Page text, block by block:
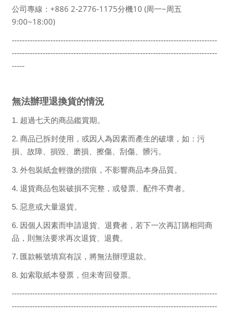
公司專線： +886 2-2776-1175分機10 (周一~周五
9:00~18:00)
--------------------------------------------------------------------------------
--------------------------------------------------------------------------------
-----
無法辦理退換貨的情況
1. 超過七天的商品鑑賞期。
2. 商品已拆封使用，或因人為因素而產生的破壞，如：污
損、故障、損毀、磨損、擦傷、刮傷、髒污。
3. 外包裝紙盒輕微的摺痕，不影響商品本身品質。
4. 退貨商品包裝破損不完整，或發票、配件不齊者。
5. 惡意或大量退貨。
6. 因個人因素而申請退貨、退費者，若下一次再訂購相同商
品，則無法要求再次退貨、退費。
7. 匯款帳號填寫有誤，將無法辦理退款。
8. 如索取紙本發票，但未寄回發票。
--------------------------------------------------------------------------------
--------------------------------------------------------------------------------